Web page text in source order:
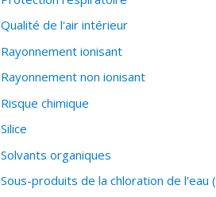
Qualité de l'air intérieur
Rayonnement ionisant
Rayonnement non ionisant
Risque chimique
Silice
Solvants organiques
Sous-produits de la chloration de l'eau